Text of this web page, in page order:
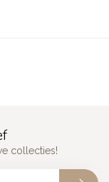
collecties!